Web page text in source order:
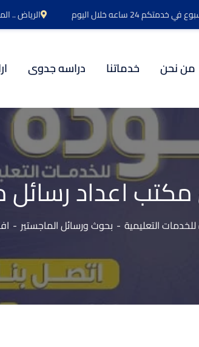
24 ساعه خلال اليوم الرياض ..
من نحن خدماتنا دراسه جدوى
اعداد رسائل
التعليمية بحوث ورسائل الماجستير